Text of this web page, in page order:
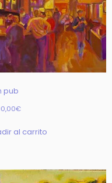
pub
€
al carrito